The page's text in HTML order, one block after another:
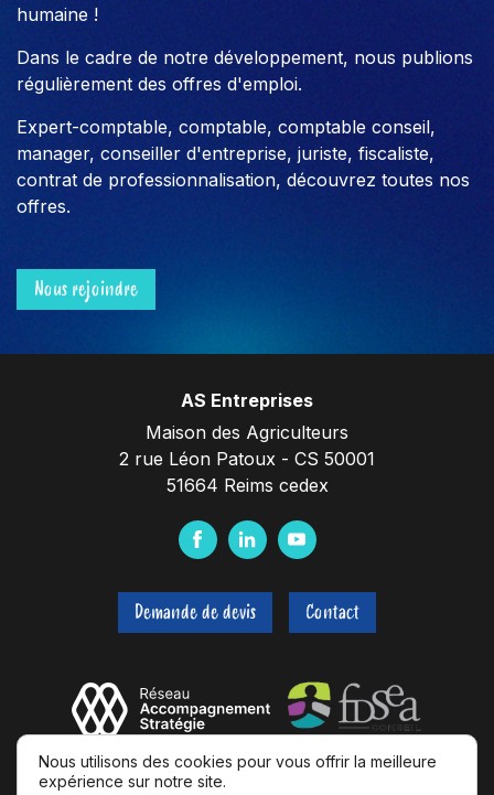
humaine !
Dans le cadre de notre développement, nous publions
régulièrement des offres d'emploi.
Expert-comptable, comptable, comptable conseil,
manager, conseiller d'entreprise, juriste, fiscaliste,
contrat de professionnalisation, découvrez toutes nos
offres.
Nous rejoindre
AS Entreprises
Maison des Agriculteurs
2 rue Léon Patoux - CS 50001
51664 Reims cedex
F
c
e
o
k
L
n
k
I
n
Y
u
t
b
e
Demande de devis Contact
Nous utilisons des cookies pour vous offrir la meilleure
expérience sur notre site.